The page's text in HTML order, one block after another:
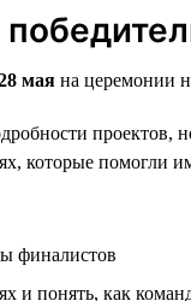
мая на церемонии
проектов,
которые помогли
финалистов
и понять, как